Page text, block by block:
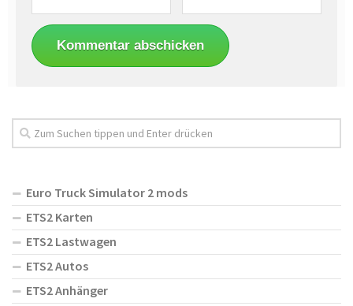
Euro Truck Simulator 2 mods
ETS2 Karten
ETS2 Lastwagen
ETS2 Autos
ETS2 Anhänger